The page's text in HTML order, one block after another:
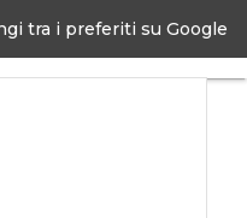
tra i preferiti su Google